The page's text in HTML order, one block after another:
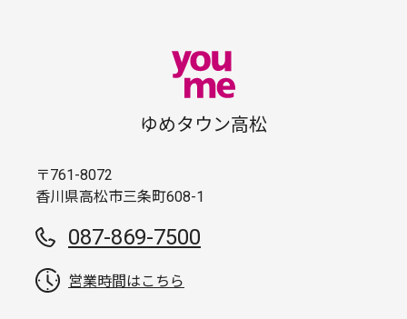
ゆめタウン高松
〒761-8072
香川県高松市三条町608-1
087-869-7500
営業時間はこちら